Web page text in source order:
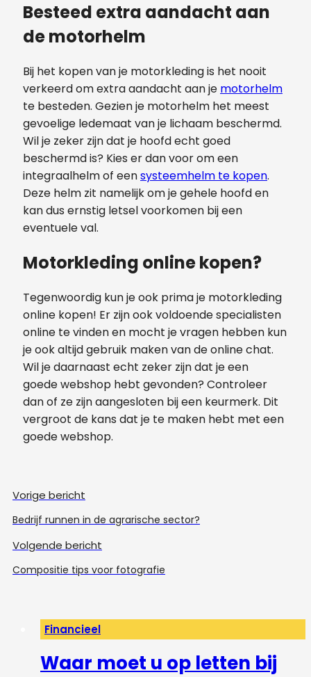
Besteed extra aandacht aan
de motorhelm
Bij het kopen van je motorkleding is het nooit
verkeerd om extra aandacht aan je motorhelm
te besteden. Gezien je motorhelm het meest
gevoelige ledemaat van je lichaam beschermd.
Wil je zeker zijn dat je hoofd echt goed
beschermd is? Kies er dan voor om een
integraalhelm of eensysteemhelm te kopen.
Deze helm zit namelijk om je gehele hoofd en
kan dus ernstig letsel voorkomen bij een
eventuele val.
Motorkleding online kopen?
Tegenwoordig kun je ook prima je motorkleding
online kopen! Er zijn ook voldoende specialisten
online te vinden en mocht je vragen hebben kun
je ook altijd gebruik maken van de online chat.
Wil je daarnaast echt zeker zijn dat je een
goede webshop hebt gevonden? Controleer
dan of ze zijn aangesloten bij een keurmerk. Dit
vergroot de kans dat je te maken hebt met een
goede webshop.
Vorige bericht
Bedrijf runnen in de agrarische sector?
Volgende bericht
Compositie tips voor fotografie
Financieel
Waar moet u op letten bij